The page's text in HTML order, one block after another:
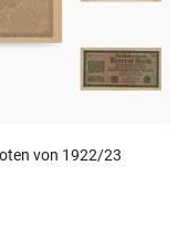
von 1922/23